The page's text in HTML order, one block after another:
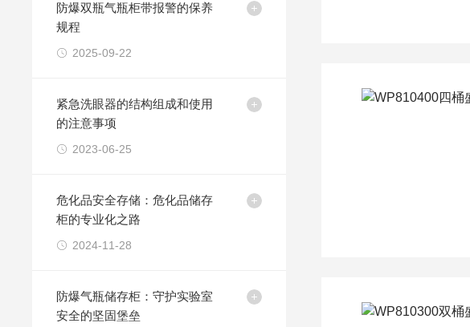
防爆双瓶气瓶柜带报警的保养
规程
2025-09-22
紧急洗眼器的结构组成和使用
的注意事项
2023-06-25
危化品安全存储：危化品储存
柜的专业化之路
2024-11-28
防爆气瓶储存柜：守护实验室
安全的坚固堡垒